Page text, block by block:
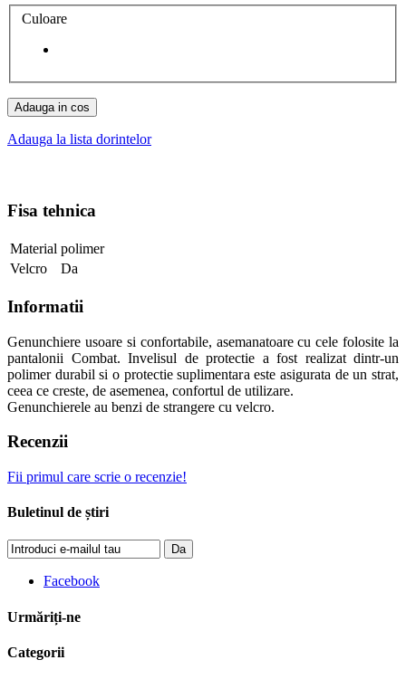
Culoare
Adauga in cos
Adauga la lista dorintelor
Fisa tehnica
Material polimer
Velcro
Da
Informatii
Genunchiere usoare si confortabile, asemanatoare cu cele folosite la
pantalonii Combat. Invelisul de protectie a fost realizat dintr-un
polimer durabil si o protectie suplimentara este asigurata de un strat,
ceea ce creste, de asemenea, confortul de utilizare.
Genunchierele au benzi de strangere cu velcro.
Recenzii
Fii primul care scrie o recenzie!
Buletinul de știri
Da
Facebook
Urmăriți-ne
Categorii